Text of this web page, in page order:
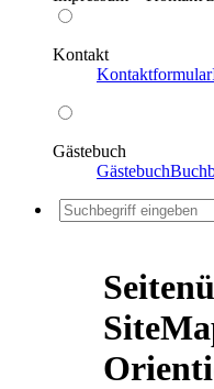
Kontakt
Kontaktformular
Gästebuch
Gästebuch